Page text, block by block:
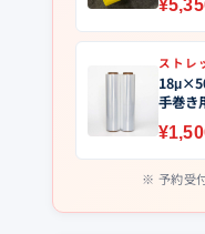
ストレ
手巻き
予約受